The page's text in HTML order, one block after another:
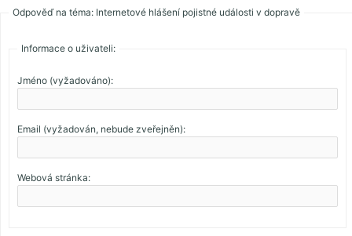
Odpověď na téma: Internetové hlášení pojistné události v dopravě
Informace o uživateli:
Jméno (vyžadováno):
Email (vyžadován, nebude zveřejněn):
Webová stránka: